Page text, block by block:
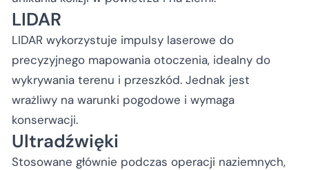
LIDAR
LIDAR wykorzystuje impulsy laserowe do
precyzyjnego mapowania otoczenia, idealny do
wykrywania terenu i przeszkód. Jednak jest
wrażliwy na warunki pogodowe i wymaga
konserwacji.
Ultradźwięki
Stosowane głównie podczas operacji naziemnych,